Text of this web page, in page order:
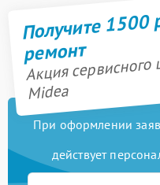
Получите 1500
ремонт
Акция сервисного
Midea
При оформлении
действует